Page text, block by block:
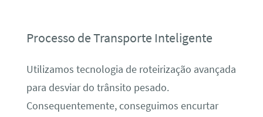
Processo de Transporte Inteligente
Utilizamos tecnologia de roteirização avançada
para desviar do trânsito pesado.
Consequentemente, conseguimos encurtar